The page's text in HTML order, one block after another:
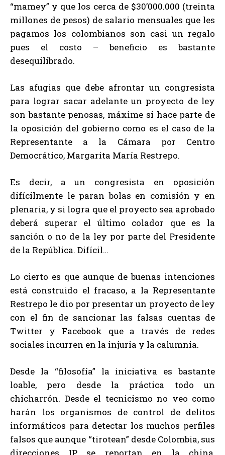
“mamey” y que los cerca de $30’000.000 (treinta
millones de pesos) de salario mensuales que les
pagamos los colombianos son casi un regalo
pues el costo – beneficio es bastante
desequilibrado.
Las afugias que debe afrontar un congresista
para lograr sacar adelante un proyecto de ley
son bastante penosas, máxime si hace parte de
la oposición del gobierno como es el caso de la
Representante a la Cámara por Centro
Democrático, Margarita María Restrepo.
Es decir, a un congresista en oposición
difícilmente le paran bolas en comisión y en
plenaria, y si logra que el proyecto sea aprobado
deberá superar el último colador que es la
sanción o no de la ley por parte del Presidente
de la República. Difícil…
Lo cierto es que aunque de buenas intenciones
está construido el fracaso, a la Representante
Restrepo le dio por presentar un proyecto de ley
con el fin de sancionar las falsas cuentas de
Twitter y Facebook que a través de redes
sociales incurren en la injuria y la calumnia.
Desde la “filosofía” la iniciativa es bastante
loable, pero desde la práctica todo un
chicharrón. Desde el tecnicismo no veo como
harán los organismos de control de delitos
informáticos para detectar los muchos perfiles
falsos que aunque “tirotean” desde Colombia, sus
direcciones IP se reportan en la china,